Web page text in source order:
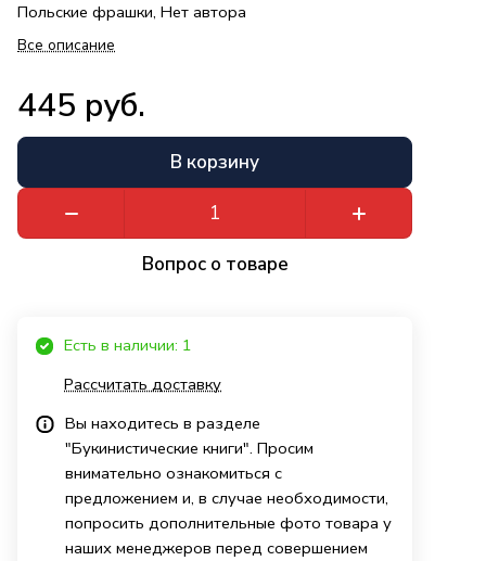
Польские фрашки, Нет автора
Все описание
445 руб.
В корзину
Вопрос о товаре
Есть в наличии: 1
Рассчитать доставку
Вы находитесь в разделе
"Букинистические книги". Просим
внимательно ознакомиться с
предложением и, в случае необходимости,
попросить дополнительные фото товара у
наших менеджеров перед совершением